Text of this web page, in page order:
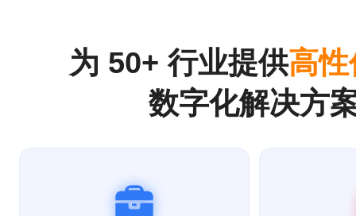
为 50+ 行业提供高
数字化解决方